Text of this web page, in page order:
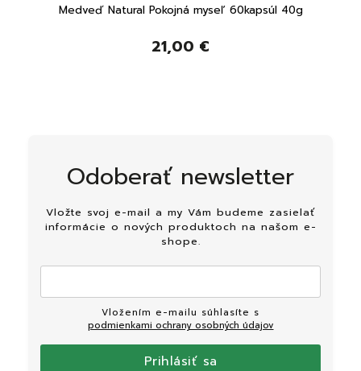
Medveď Natural Pokojná myseľ 60kapsúl 40g
21,00 €
Odoberať newsletter
Vložte svoj e-mail a my Vám budeme zasielať
informácie o nových produktoch na našom e-
shope.
podmienkami ochrany osobných údajov
Prihlásiť sa